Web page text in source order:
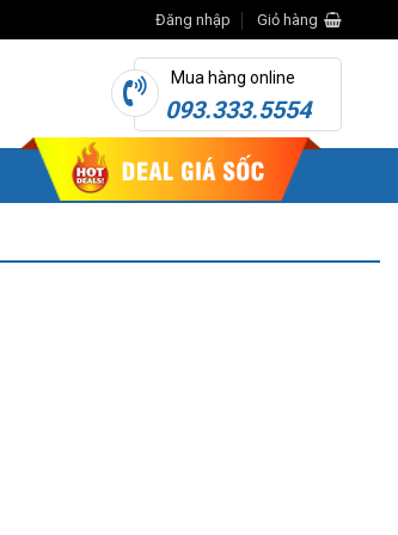
Đăng nhập Giỏ hàng
Mua hàng online
093.333.5554